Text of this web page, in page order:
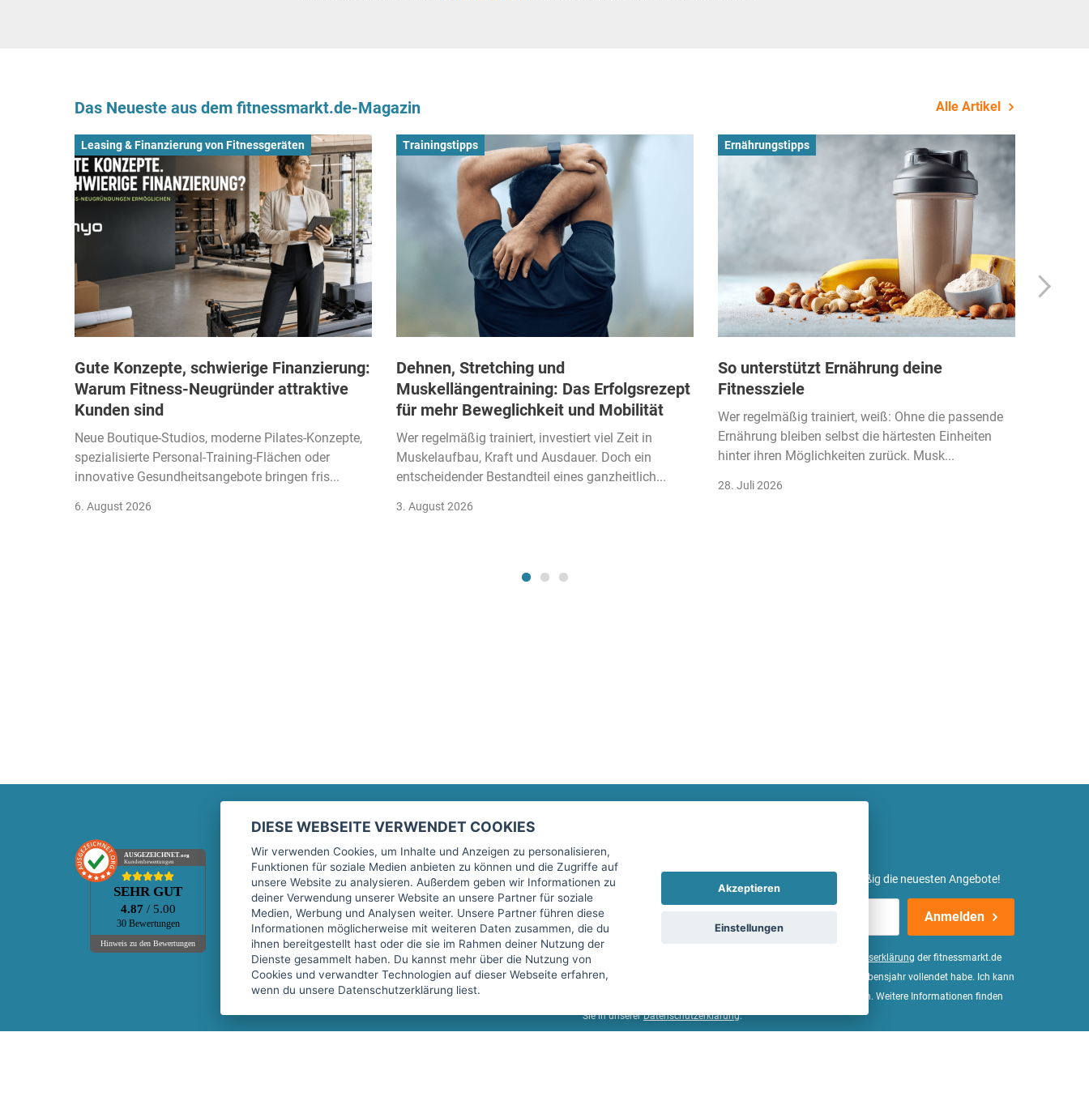
Das Neueste aus dem fitnessmarkt.de-Magazin Alle Artikel
Leasing & Finanzierung von Fitnessgeräten
Gute Konzepte, schwierige Finanzierung:
Warum Fitness-Neugründer attraktive
Kunden sind
Neue Boutique-Studios, moderne Pilates-Konzepte,
spezialisierte Personal-Training-Flächen oder
innovative Gesundheitsangebote bringen fris...
6. August 2026
Trainingstipps
Dehnen, Stretching und
Muskellängentraining: Das Erfolgsrezept
für mehr Beweglichkeit und Mobilität
Wer regelmäßig trainiert, investiert viel Zeit in
Muskelaufbau, Kraft und Ausdauer. Doch ein
entscheidender Bestandteil eines ganzheitlich...
3. August 2026
Ernährungstipps
So unterstützt Ernährung deine
Fitnessziele
Wer regelmäßig trainiert, weiß: Ohne die passende
Ernährung bleiben selbst die härtesten Einheiten
hinter ihren Möglichkeiten zurück. Musk...
28. Juli 2026
AUSGEZEICHNET.org
Kundenbewertungen
SEHR GUT
4.87 / 5.00
30 Bewertungen
Hinweis zu den Bewertungen
Marktplatz
Kontakt
Preise Marktplatz
FAQ Marktplatz
Über uns
Werbebuchungen
Rechtliches
Impressum
AGB
Datenschutz
Sicherheit
Top-Inserat kündigen
fitnessmarkt.de Newsletter
Trage dich hier für unseren Newsletter ein und erhalte regelmäßig die neuesten Angebote!
Anmelden
Ich stimme der Verarbeitung meiner Daten, wie in der Einwilligungserklärung der fitnessmarkt.de
services GmbH beschrieben, zu und bestätige, dass ich das 16. Lebensjahr vollendet habe. Ich kann
diese Einwilligung jederzeit mit Wirkung für die Zukunft widerrufen. Weitere Informationen finden
Sie in unsererDatenschutzerklärung.
DIESE WEBSEITE VERWENDET COOKIES
Wir verwenden Cookies, um Inhalte und Anzeigen zu personalisieren,
Funktionen für soziale Medien anbieten zu können und die Zugriffe auf
unsere Website zu analysieren. Außerdem geben wir Informationen zu
deiner Verwendung unserer Website an unsere Partner für soziale
Medien, Werbung und Analysen weiter. Unsere Partner führen diese
Informationen möglicherweise mit weiteren Daten zusammen, die du
ihnen bereitgestellt hast oder die sie im Rahmen deiner Nutzung der
Dienste gesammelt haben. Du kannst mehr über die Nutzung von
Cookies und verwandter Technologien auf dieser Webseite erfahren,
wenn du unsere Datenschutzerklärung liest.
Akzeptieren
Einstellungen